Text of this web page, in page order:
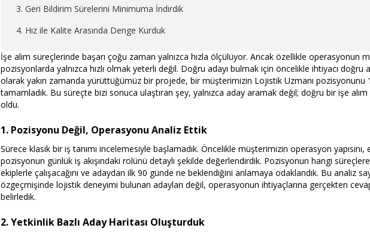
3. Geri Bildirim Sürelerini Minimuma İndirdik
4. Hız ile Kalite Arasında Denge Kurduk
İşe alım süreçlerinde başarı çoğu zaman yalnızca hızla ölçülüyor. Ancak özellikle operasyonun
pozisyonlarda yalnızca hızlı olmak yeterli değil. Doğru adayı bulmak için öncelikle ihtiyacı doğru
olarak yakın zamanda yürüttüğümüz bir projede, bir müşterimizin Lojistik Uzmanı pozisyonunu
tamamladık. Bu süreçte bizi sonuca ulaştıran şey, yalnızca aday aramak değil; doğru bir işe
oldu.
1. Pozisyonu Değil, Operasyonu Analiz Ettik
Sürece klasik bir iş tanımı incelemesiyle başlamadık. Öncelikle müşterimizin operasyon
pozisyonun günlük iş akışındaki rolünü detaylı şekilde değerlendirdik. Pozisyonun hangi
ekiplerle çalışacağını ve adaydan ilk 90 günde ne beklendiğini anlamaya odaklandık. Bu analiz
özgeçmişinde lojistik deneyimi bulunan adayları değil, operasyonun ihtiyaçlarına gerçekten
belirledik.
2. Yetkinlik Bazlı Aday Haritası Oluşturduk